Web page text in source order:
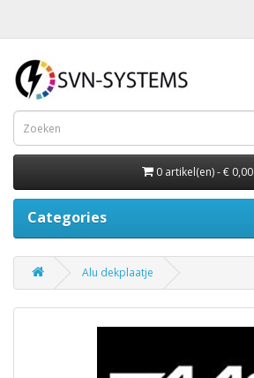
0 artikel(en) - € 0,00
Categories
Alu dekplaatje